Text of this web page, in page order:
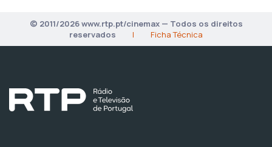
© 2011/2026 www.rtp.pt/cinemax — Todos os direitos
reservados
| Ficha Técnica